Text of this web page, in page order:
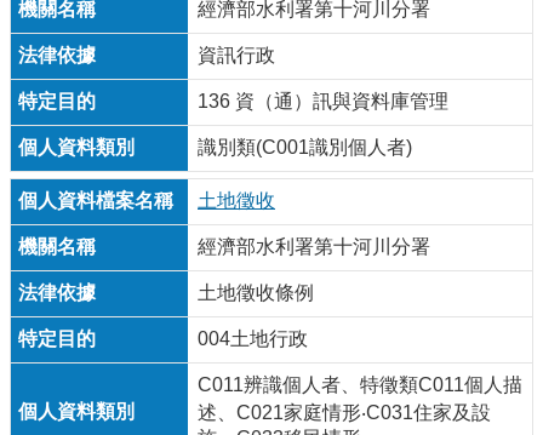
經濟部水利署第十河川分署
資訊行政
136 資（通）訊與資料庫管理
識別類(C001識別個人者)
土地徵收
經濟部水利署第十河川分署
土地徵收條例
004土地行政
C011辨識個人者、特徵類C011個人描
述、C021家庭情形‧C031住家及設